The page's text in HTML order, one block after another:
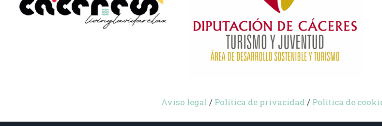
Aviso legal / Política de privacidad / Política de